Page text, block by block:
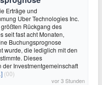
Erträge und
Uber Technologies Inc.
Rückgang des
seit fast acht Monaten,
Buchungsprognose
wurde, die lediglich mit den
Dieses
Investmentgemeinschaft
(00)
vor 3 Stunden